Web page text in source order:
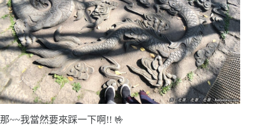
那~~我當然要來踩一下啊!! 🤟